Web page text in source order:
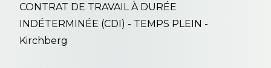
CONTRAT DE TRAVAIL À DURÉE
INDÉTERMINÉE (CDI) - TEMPS PLEIN -
Kirchberg